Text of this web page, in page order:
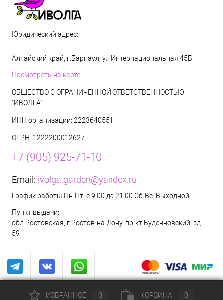
Юридический адрес:
Алтайский край, г.Барнаул, ул Интернациональная 45Б
Посмотреть на карте
ОБЩЕСТВО С ОГРАНИЧЕННОЙ ОТВЕТСТВЕННОСТЬЮ
"ИВОЛГА"
ИНН организации: 2223640551
ОГРН: 1222200012627
+7 (905) 925-71-10
Email: ivolga.garden@yandex.ru
График работы Пн-Пт: с 9:00 до 21:00 Сб-Вс: Выходной
Пункт выдачи:
обл Ростовская, г Ростов-на-Дону, пр-кт Буденновский, зд.
59
ИЗБРАННОЕ 0 КОРЗИНА 0